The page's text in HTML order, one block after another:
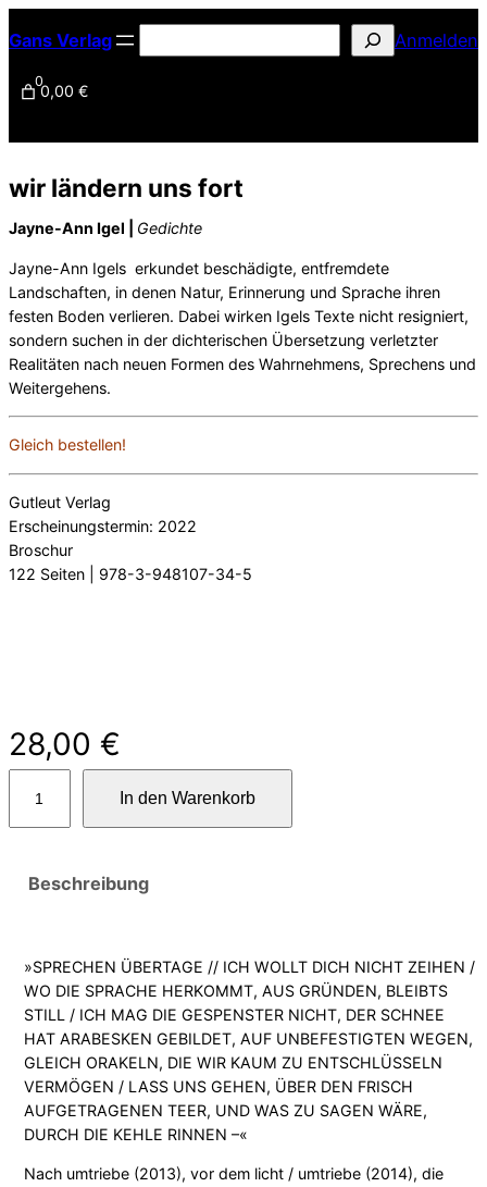
Inhalt
springen
Gans Verlag
n
Anmelden
0
0,00 €
wir ländern uns fort
Jayne-Ann Igel | Gedichte
Jayne-Ann Igels erkundet beschädigte, entfremdete
Landschaften, in denen Natur, Erinnerung und Sprache ihren
festen Boden verlieren. Dabei wirken Igels Texte nicht resigniert,
sondern suchen in der dichterischen Übersetzung verletzter
Realitäten nach neuen Formen des Wahrnehmens, Sprechens und
Weitergehens.
Gleich bestellen!
Gutleut Verlag
Erscheinungstermin: 2022
Broschur
122 Seiten | 978-3-948107-34-5
28,00 €
r
In den Warenkorb
Beschreibung
»SPRECHEN ÜBERTAGE // ICH WOLLT DICH NICHT ZEIHEN /
WO DIE SPRACHE HERKOMMT, AUS GRÜNDEN, BLEIBTS
STILL / ICH MAG DIE GESPENSTER NICHT, DER SCHNEE
HAT ARABESKEN GEBILDET, AUF UNBEFESTIGTEN WEGEN,
GLEICH ORAKELN, DIE WIR KAUM ZU ENTSCHLÜSSELN
VERMÖGEN / LASS UNS GEHEN, ÜBER DEN FRISCH
AUFGETRAGENEN TEER, UND WAS ZU SAGEN WÄRE,
DURCH DIE KEHLE RINNEN –«
Nach umtriebe (2013), vor dem licht / umtriebe (2014), die